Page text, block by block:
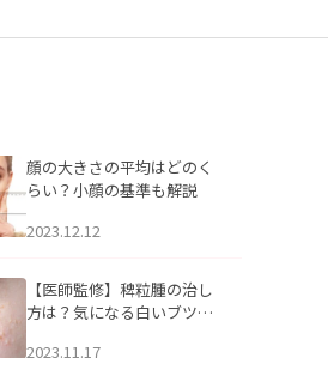
顔の大きさの平均はどのく
らい？小顔の基準も解説
2023.12.12
【医師監修】稗粒腫の治し
方は？気になる白いブツブ
アについて
2023.11.17